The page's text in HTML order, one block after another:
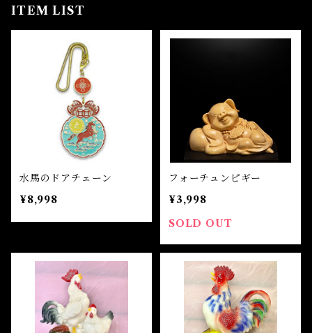
金運 Money
干支風水置き物
寅 Tiger
辰 Dragon
巳 Snake
ブレスレット Bracelet
金運
人間関係 Relationship
自己実現 Self-realization
人間関係 Relationships
自己実現 Self-Realization
スピリチュアル Spiritual
人間関係 RelationShips
仕事
恋愛 Love
金運 Money
人間関係 Relationships
スピリチュアル Spiritual
バス＆フロアウォッシュ Bath&Floor Wash
護身 Self-Defence
金運 Money
バスハーブ Bath Herb
アミュレット Amulet
ITEM LIST
水馬のドアチェーン
¥8,998
フォーチュンピギー
¥3,998
SOLD OUT